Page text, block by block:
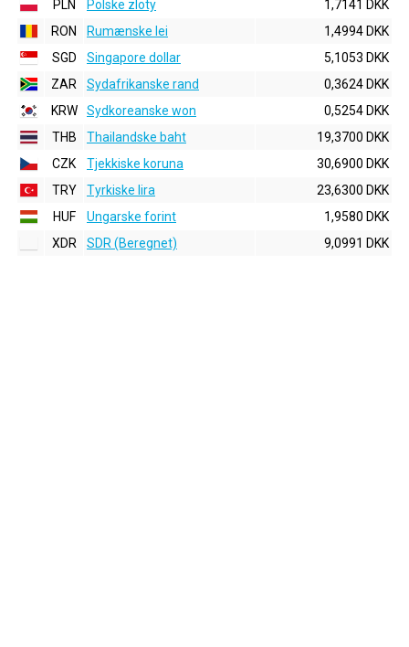
PLN
Polske zloty
1,7141 DKK
RON
Rumænske lei
1,4994 DKK
SGD
Singapore dollar
5,1053 DKK
ZAR
Sydafrikanske rand
0,3624 DKK
KRW
Sydkoreanske won
0,5254 DKK
THB
Thailandske baht
19,3700 DKK
CZK
Tjekkiske koruna
30,6900 DKK
TRY
Tyrkiske lira
23,6300 DKK
HUF
Ungarske forint
1,9580 DKK
XDR
SDR (Beregnet) 9,0991 DKK